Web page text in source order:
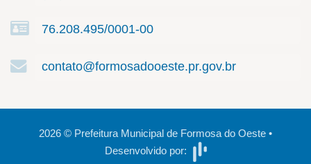
76.208.495/0001-00
contato@formosadooeste.pr.gov.br
2026 © Prefeitura Municipal de Formosa do Oeste •
Desenvolvido por: